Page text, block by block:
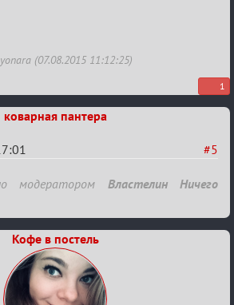
(07.08.2015 11:12:25)
1
коварная пантера
#5
модератором Властелин Ничего
Кофе в постель